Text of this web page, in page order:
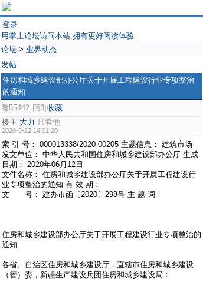
登录
用掌上论坛访问本站,拥有更好阅读体验
论坛 > 业界动态
发帖
住房和城乡建设部办公厅关于开展工程建设行业专项整治
的通知
看55442 回3 收藏
楼主 大力 只看他
2020-6-22 14:01:20
索 引 号： 000013338/2020-00205 主题信息： 建筑市场
发文单位： 中华人民共和国住房和城乡建设部办公厅 生成
日期： 2020年06月12日
文件名称： 住房和城乡建设部办公厅关于开展工程建设行
业专项整治的通知 有 效 期：
文 号： 建办市函〔2020〕298号 主 题 词：
住房和城乡建设部办公厅关于开展工程建设行业专项整治的
通知
各省、自治区住房和城乡建设厅，直辖市住房和城乡建设
（管）委，新疆生产建设兵团住房和城乡建设局：